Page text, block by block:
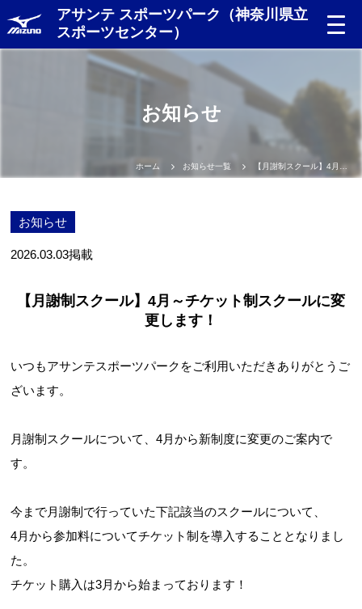
アサンテ スポーツパーク（神奈川県立
スポーツセンター）
お知らせ
ホーム お知らせ一覧 【月謝制スクール】4月～チケット制スクールに変更します！
お知らせ
2026.03.03掲載
【月謝制スクール】4月～チケット制スクールに変
更します！
いつもアサンテスポーツパークをご利用いただきありがとうご
ざいます。
月謝制スクールについて、4月から新制度に変更のご案内で
す。
今まで月謝制で行っていた下記該当のスクールについて、
4月から参加料についてチケット制を導入することとなりまし
た。
チケット購入は3月から始まっております！